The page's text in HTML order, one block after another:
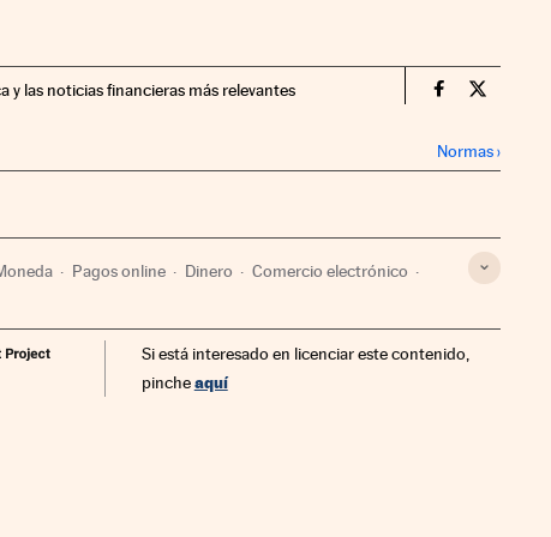
y las noticias financieras más relevantes Mercados
Normas›
Pagos online Dinero Comercio electrónico
Economía Tecnología Telecomunicaciones
Ciencia
Si está interesado en licenciar este contenido,
pincheaquí